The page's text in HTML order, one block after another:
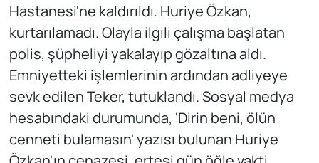
Hastanesi'ne kaldırıldı. Huriye Özkan,
kurtarılamadı. Olayla ilgili çalışma başlatan
polis, şüpheliyi yakalayıp gözaltına aldı.
Emniyetteki işlemlerinin ardından adliyeye
sevk edilen Teker, tutuklandı. Sosyal medya
hesabındaki durumunda, 'Dirin beni, ölün
cenneti bulamasın' yazısı bulunan Huriye